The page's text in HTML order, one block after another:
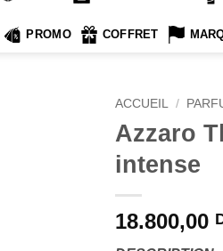
PROMO COFFRET
ACCUEIL /
Azzaro
intense
18.800,00